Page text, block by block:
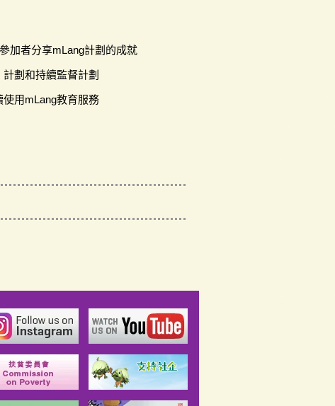
加者分享mLang計劃的成就
劃和持續監督計劃
用mLang教育服務